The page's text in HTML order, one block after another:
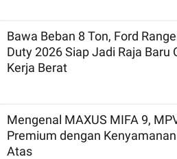
Bawa Beban 8 Ton, Ford
Duty 2026 Siap Jadi Raja Baru
Kerja Berat
Mengenal MAXUS MIFA 9,
Premium dengan
Atas